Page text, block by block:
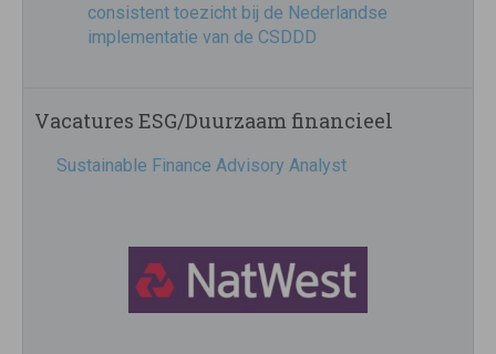
consistent toezicht bij de Nederlandse
implementatie van de CSDDD
Vacatures ESG/Duurzaam financieel
Sustainable Finance Advisory Analyst